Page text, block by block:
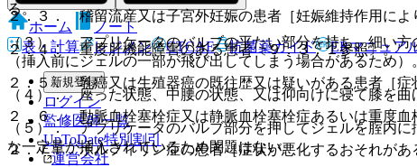
る。
（３）． アプリケータのバルブの平たい部分を持ち、細い方
（挿入前にジェルの一部が飛び出してしまう場合があるため）
（４）． 座った状態、中腰の状態、又は仰向けに寝て膝を曲
（５）． アプリケータのバルブ部分を押してジェルを腟内
な一定量が挿入されているため問題はない。
２．３． 稽留流産又は子宮外妊娠の患者［妊娠維持作用によ
２．４． 重度肝機能障害のある患者〔９．３．１参照〕。
２．５． 乳癌又は生殖器癌の既往歴又は疑いがある患者［症
２．６． 動脈血栓塞栓症又は静脈血栓塞栓症あるいは重度血
２．７． ポルフィリン症の患者［症状が悪化するおそれがあ
ホーム
ノート
表・計算
レジメン CTCAE 抗菌薬ガイド ERマニュア
新規登録
ログイン
監修医師一覧
UpToDate特別割引
運営会社